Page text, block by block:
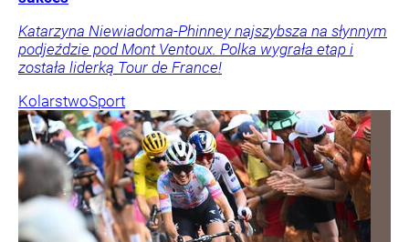
Katarzyna Niewiadoma-Phinney najszybsza na słynnym
podjeździe pod Mont Ventoux. Polka wygrała etap i
została liderką Tour de France!
KolarstwoSport